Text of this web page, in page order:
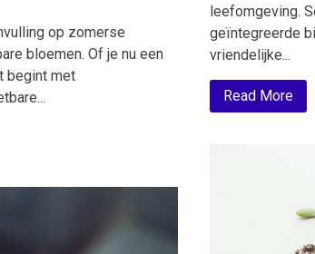
op zomerse
bloemen. Of je nu een
begint met
leefomgeving.
geïntegreerde
vriendelijke...
Read More